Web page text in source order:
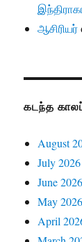
ஆசிரியர்
கடந்த
August
July 2026
June 2026
May 2026
April